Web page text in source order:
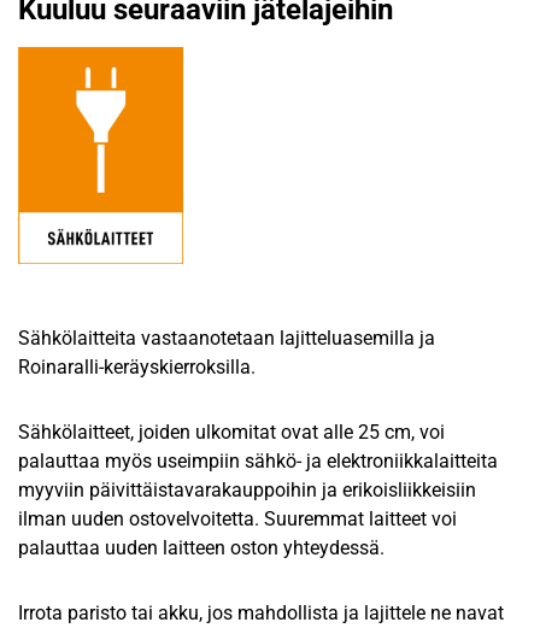
Kuuluu seuraaviin jätelajeihin
Sähkölaitteita vastaanotetaan lajitteluasemilla ja
Roinaralli-keräyskierroksilla.
Sähkölaitteet, joiden ulkomitat ovat alle 25 cm, voi
palauttaa myös useimpiin sähkö- ja elektroniikkalaitteita
myyviin päivittäistavarakauppoihin ja erikoisliikkeisiin
ilman uuden ostovelvoitetta. Suuremmat laitteet voi
palauttaa uuden laitteen oston yhteydessä.
Irrota paristo tai akku, jos mahdollista ja lajittele ne navat